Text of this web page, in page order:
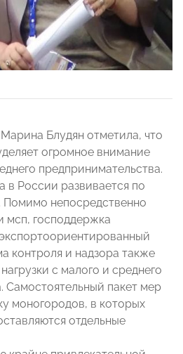
Блудян отметила, что
огромное внимание
предпринимательства.
в России развивается по
Помимо непосредственно
мсп, господдержка
контроля и надзора также
с малого и среднего
Самостоятельный пакет мер
моногородов, в которых
отдельные